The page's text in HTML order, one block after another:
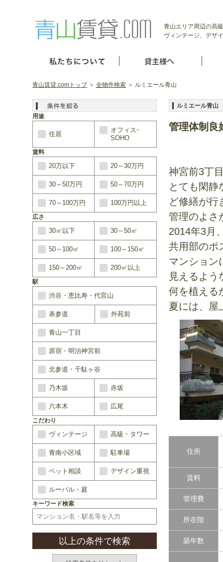
青山エリア周辺の高
ヴィンテージ、デザ
青山賃貸.comトップ＞ 全物件検索 ＞ ルミエール青山
ルミエール青
管理体制良
神宮前3丁
とても閑静
ど修繕が行
管理のよさ
2014年3月
共用部のポ
マンション
見えるよう
何を植える
夏には、屋
住所
賃料
管理費
所在階
築年数
用途
住居
オフィス･
SOHO
賃料
20万以下 20～30万円
30～50万円 50～70万円
70～100万円 100万円以上
広さ
30㎡以下 30～50㎡
50～100㎡ 100～150㎡
150～200㎡ 200㎡以上
駅
渋谷・恵比寿・代官山
表参道 外苑前
青山一丁目
原宿・明治神宮前
北参道・千駄ヶ谷
乃木坂 赤坂
六本木 広尾
こだわり
ヴィンテージ 高級・タワー
青南小区域 駐車場
ペット相談 デザイン重視
ルーバル・庭
キーワード検索